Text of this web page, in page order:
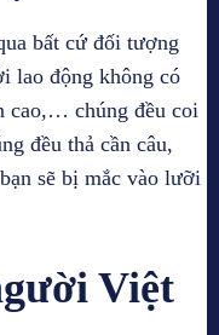
bất cứ đối tượng
lao động không có
cao,… chúng đều coi
đều thả cần câu,
sẽ bị mắc vào lưỡi
Việt